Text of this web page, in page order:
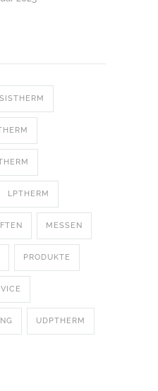
LPTHERM
MESSEN
PRODUKTE
UDPTHERM